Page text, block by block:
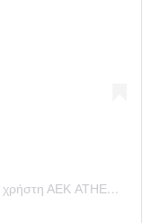
Η δημοσίευση κοινοποιήθηκε από το χρήστη ΑΕΚ ATHENS FC (@aekfc_official)